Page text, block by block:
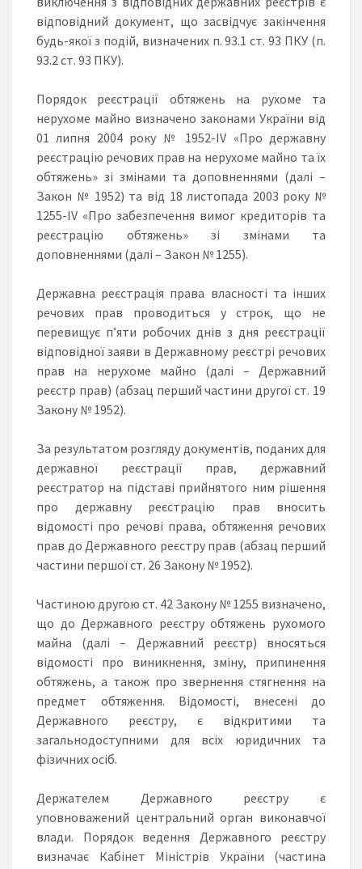
відповідний документ, що засвідчує закінчення
будь-якої з подій, визначених п. 93.1 ст. 93 ПКУ (п.
93.2 ст. 93 ПКУ).
Порядок реєстрації обтяжень на рухоме та
нерухоме майно визначено законами України від
01 липня 2004 року № 1952-IV «Про державну
реєстрацію речових прав на нерухоме майно та їх
обтяжень» зі змінами та доповненнями (далі –
Закон № 1952) та від 18 листопада 2003 року №
1255-IV «Про забезпечення вимог кредиторів та
реєстрацію обтяжень» зі змінами та
доповненнями (далі – Закон № 1255).
Державна реєстрація права власності та інших
речових прав проводиться у строк, що не
перевищує п’яти робочих днів з дня реєстрації
відповідної заяви в Державному реєстрі речових
прав на нерухоме майно (далі – Державний
реєстр прав) (абзац перший частини другої ст. 19
Закону № 1952).
За результатом розгляду документів, поданих для
державної реєстрації прав, державний
реєстратор на підставі прийнятого ним рішення
про державну реєстрацію прав вносить
відомості про речові права, обтяження речових
прав до Державного реєстру прав (абзац перший
частини першої ст. 26 Закону № 1952).
Частиною другою ст. 42 Закону № 1255 визначено,
що до Державного реєстру обтяжень рухомого
майна (далі – Державний реєстр) вносяться
відомості про виникнення, зміну, припинення
обтяжень, а також про звернення стягнення на
предмет обтяження. Відомості, внесені до
Державного реєстру, є відкритими та
загальнодоступними для всіх юридичних та
фізичних осіб.
Держателем Державного реєстру є
уповноважений центральний орган виконавчої
влади. Порядок ведення Державного реєстру
визначає Кабінет Міністрів України (частина